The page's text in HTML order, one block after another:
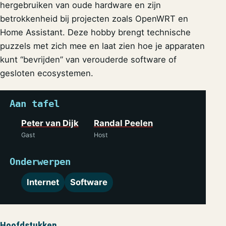
hergebruiken van oude hardware en zijn
betrokkenheid bij projecten zoals OpenWRT en
Home Assistant. Deze hobby brengt technische
puzzels met zich mee en laat zien hoe je apparaten
kunt “bevrijden” van verouderde software of
gesloten ecosystemen.
Aan tafel
Peter van Dijk
Gast
Randal Peelen
Host
Onderwerpen
Internet Software